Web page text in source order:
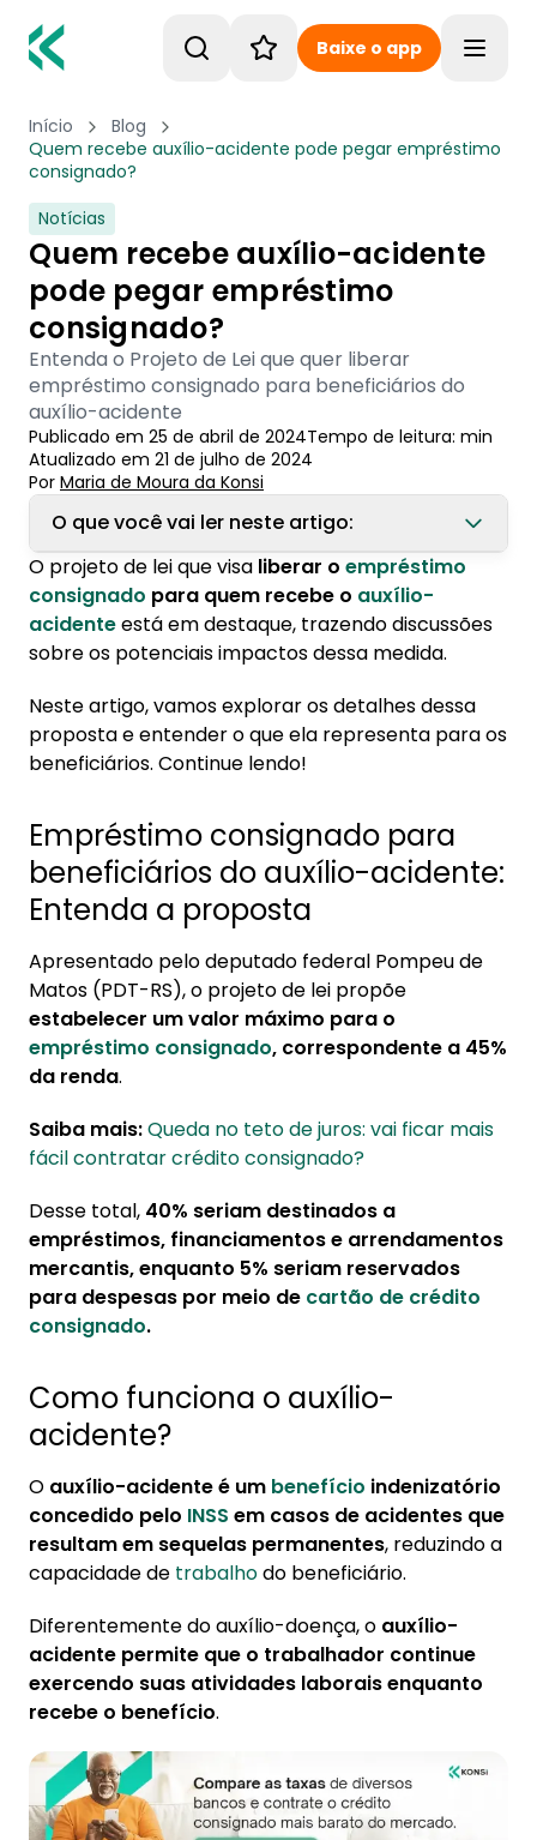
Baixe o app
Início
Blog
Quem recebe auxílio-acidente pode pegar empréstimo
consignado?
Notícias
Quem recebe auxílio-acidente
pode pegar empréstimo
consignado?
Entenda o Projeto de Lei que quer liberar
empréstimo consignado para beneficiários do
auxílio-acidente
Publicado em 25 de abril de 2024Tempo de leitura: min
Atualizado em 21 de julho de 2024
Por Maria de Moura da Konsi
O que você vai ler neste artigo:
1. Empréstimo consignado para beneficiários
do auxílio-acidente: Entenda a proposta
2. Como funciona o auxílio-acidente?
3. Quem tem direito ao auxílio-acidente
4. Como solicitar o auxílio-acidente
O projeto de lei que visa liberar o empréstimo
consignado para quem recebe o auxílio-
acidenteestá em destaque, trazendo discussões
sobre os potenciais impactos dessa medida.
Neste artigo, vamos explorar os detalhes dessa
proposta e entender o que ela representa para os
beneficiários. Continue lendo!
Empréstimo consignado para
beneficiários do auxílio-acidente:
Entenda a proposta
Apresentado pelo deputado federal Pompeu de
Matos (PDT-RS), o projeto de lei propõe
estabelecer um valor máximo para o
empréstimo consignado, correspondente a 45%
da renda.
Saiba mais:Queda no teto de juros: vai ficar mais
fácil contratar crédito consignado?
Desse total, 40% seriam destinados a
empréstimos, financiamentos e arrendamentos
mercantis, enquanto 5% seriam reservados
para despesas por meio de cartão de crédito
consignado.
Como funciona o auxílio-
acidente?
O auxílio-acidente é um benefício indenizatório
concedido pelo INSS em casos de acidentes que
resultam em sequelas permanentes, reduzindo a
capacidade de trabalhodo beneficiário.
Diferentemente do auxílio-doença, o auxílio-
acidente permite que o trabalhador continue
exercendo suas atividades laborais enquanto
recebe o benefício.